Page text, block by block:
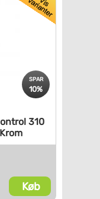
SPAR
10%
310
Køb